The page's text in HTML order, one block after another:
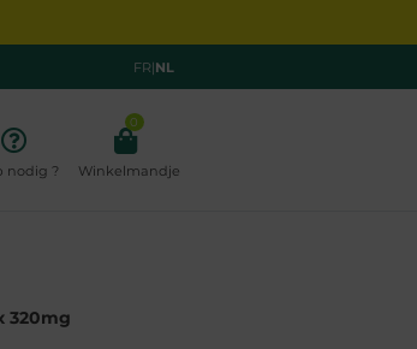
FR|NL
nodig ?
0
Winkelmandje
320mg